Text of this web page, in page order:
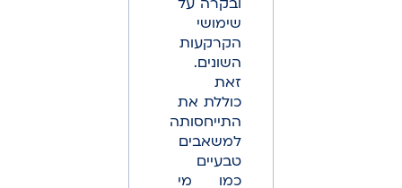
שימושי
הקרקעות
השונים.
זאת
כוללת את
התייחסותה
למשאבים
טבעיים
כמו מי